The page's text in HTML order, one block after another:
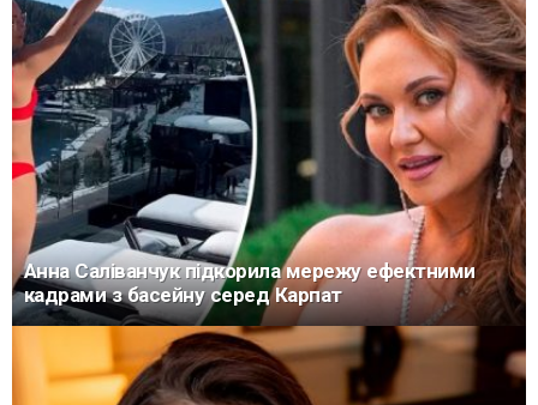
Анна Саліванчук підкорила мережу ефектними
кадрами з басейну серед Карпат